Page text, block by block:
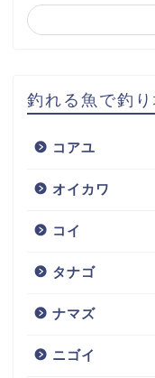
釣れる魚で釣
コアユ
オイカワ
コイ
タナゴ
ナマズ
ニゴイ